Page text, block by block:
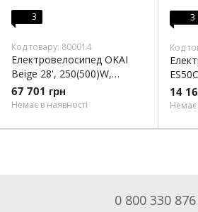
3
Код товару: 800014
Електровелосипед OKAI
Beige 28', 250(500)W,
14.4Ah, 100km, 25km\h,
NFC, App, 29kg (EB10)
67 701 грн
Немає в наявності
3
Код
13.5
14
Немає
0 800 330 876